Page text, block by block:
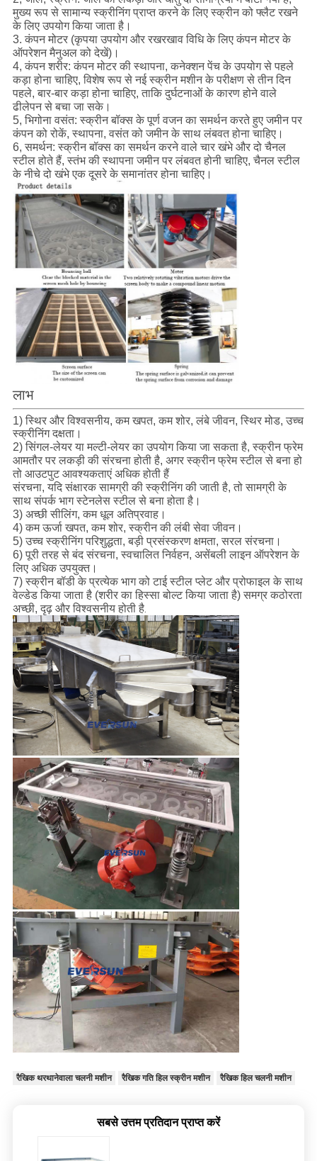
मुख्य रूप से सामान्य स्क्रीनिंग प्राप्त करने के लिए स्क्रीन को फ्लैट रखने
के लिए उपयोग किया जाता है।
3. कंपन मोटर (कृपया उपयोग और रखरखाव विधि के लिए कंपन मोटर के
ऑपरेशन मैनुअल को देखें)।
4, कंपन शरीर: कंपन मोटर की स्थापना, कनेक्शन पेंच के उपयोग से पहले
कड़ा होना चाहिए, विशेष रूप से नई स्क्रीन मशीन के परीक्षण से तीन दिन
पहले, बार-बार कड़ा होना चाहिए, ताकि दुर्घटनाओं के कारण होने वाले
ढीलेपन से बचा जा सके।
5, भिगोना वसंत: स्क्रीन बॉक्स के पूर्ण वजन का समर्थन करते हुए जमीन पर
कंपन को रोकें, स्थापना, वसंत को जमीन के साथ लंबवत होना चाहिए।
6, समर्थन: स्क्रीन बॉक्स का समर्थन करने वाले चार खंभे और दो चैनल
स्टील होते हैं, स्तंभ की स्थापना जमीन पर लंबवत होनी चाहिए, चैनल स्टील
के नीचे दो खंभे एक दूसरे के समानांतर होना चाहिए।
लाभ
1) स्थिर और विश्वसनीय, कम खपत, कम शोर, लंबे जीवन, स्थिर मोड, उच्च
स्क्रीनिंग दक्षता।
2) सिंगल-लेयर या मल्टी-लेयर का उपयोग किया जा सकता है, स्क्रीन फ्रेम
आमतौर पर लकड़ी की संरचना होती है, अगर स्क्रीन फ्रेम स्टील से बना हो
तो आउटपुट आवश्यकताएं अधिक होती हैं
संरचना, यदि संक्षारक सामग्री की स्क्रीनिंग की जाती है, तो सामग्री के
साथ संपर्क भाग स्टेनलेस स्टील से बना होता है।
3) अच्छी सीलिंग, कम धूल अतिप्रवाह।
4) कम ऊर्जा खपत, कम शोर, स्क्रीन की लंबी सेवा जीवन।
5) उच्च स्क्रीनिंग परिशुद्धता, बड़ी प्रसंस्करण क्षमता, सरल संरचना।
6) पूरी तरह से बंद संरचना, स्वचालित निर्वहन, असेंबली लाइन ऑपरेशन के
लिए अधिक उपयुक्त।
7) स्क्रीन बॉडी के प्रत्येक भाग को टाई स्टील प्लेट और प्रोफाइल के साथ
वेल्डेड किया जाता है (शरीर का हिस्सा बोल्ट किया जाता है) समग्र कठोरता
अच्छी, दृढ़ और विश्वसनीय होती है.
रैखिक थरथानेवाला चलनी मशीन रैखिक गति हिल स्क्रीन मशीन रैखिक हिल चलनी मशीन
सबसे उत्तम प्रतिदान प्राप्त करें